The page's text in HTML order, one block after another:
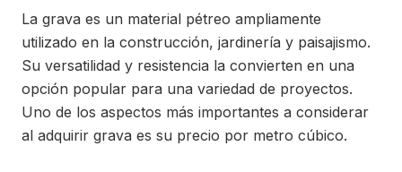
La grava es un material pétreo ampliamente
utilizado en la construcción, jardinería y paisajismo.
Su versatilidad y resistencia la convierten en una
opción popular para una variedad de proyectos.
Uno de los aspectos más importantes a considerar
al adquirir grava es su precio por metro cúbico.